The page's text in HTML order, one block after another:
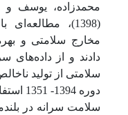
محمدزاده، یوسف
(1398)،
مخارج سلامتی و
دادند و از
سلامتی از تولید
دوره
سلامت سرانه در